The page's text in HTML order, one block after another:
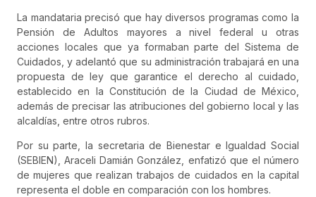
La mandataria precisó que hay diversos programas como la
Pensión de Adultos mayores a nivel federal u otras
acciones locales que ya formaban parte del Sistema de
Cuidados, y adelantó que su administración trabajará en una
propuesta de ley que garantice el derecho al cuidado,
establecido en la Constitución de la Ciudad de México,
además de precisar las atribuciones del gobierno local y las
alcaldías, entre otros rubros.
Por su parte, la secretaria de Bienestar e Igualdad Social
(SEBIEN), Araceli Damián González, enfatizó que el número
de mujeres que realizan trabajos de cuidados en la capital
representa el doble en comparación con los hombres.